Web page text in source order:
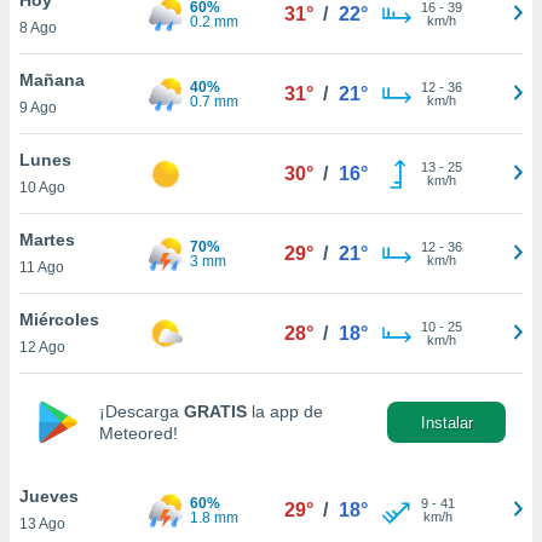
y
en
más
de
cookies
aceptar
8 Ago
60%
0.2 mm
31° / 22° 16- 39
km/h
Mañana
9 Ago
40%
0.7 mm
31° / 21° 12- 36
km/h
Lunes
10 Ago
30° / 16° 13- 25
km/h
Martes
11 Ago
70%
3 mm
29° / 21° 12- 36
km/h
Miércoles
12 Ago
28° / 18° 10- 25
km/h
¡Descarga GRATIS la app de
Meteored!
Instalar
Jueves
13 Ago
60%
1.8 mm
29° / 18° 9- 41
km/h